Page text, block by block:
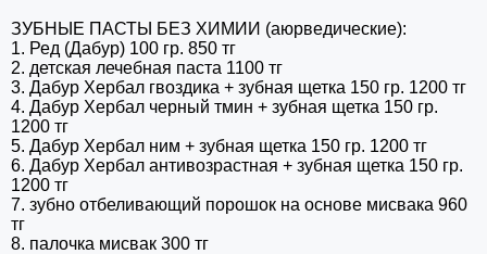
ЗУБНЫЕ ПАСТЫ БЕЗ ХИМИИ (аюрведические):
1. Ред (Дабур) 100 гр. 850 тг
2. детская лечебная паста 1100 тг
3. Дабур Хербал гвоздика + зубная щетка 150 гр. 1200 тг
4. Дабур Хербал черный тмин + зубная щетка 150 гр.
1200 тг
5. Дабур Хербал ним + зубная щетка 150 гр. 1200 тг
6. Дабур Хербал антивозрастная + зубная щетка 150 гр.
1200 тг
7. зубно отбеливающий порошок на основе мисвака 960
тг
8. палочка мисвак 300 тг